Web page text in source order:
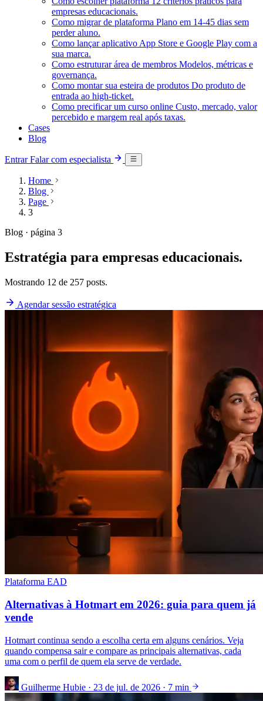
empresas educacionais.
Como migrar de plataforma Plano em 14-45 dias sem
perder aluno.
Como lançar aplicativo App Store e Google Play com a
sua marca.
Como estruturar área de membros Modelos, métricas e
governança.
Como montar sua esteira de produtos Do produto de
entrada ao high-ticket.
Como precificar um curso online Custo, mercado, valor
percebido e margem real após taxas.
Cases
Blog
EntrarFalar com especialista
Home
Blog
Page
3
Blog · página 3
Estratégia para empresas educacionais.
Mostrando 12 de 257 posts.
Agendar sessão estratégica
Plataforma EAD
Alternativas à Hotmart em 2026: guia para quem já
vende
Hotmart continua sendo a escolha certa em alguns cenários. Veja
quando compensa sair e compare as principais alternativas, cada
uma com o perfil de quem ela serve de verdade.
Guilherme Hubie · 23 de jul. de 2026 · 7 min